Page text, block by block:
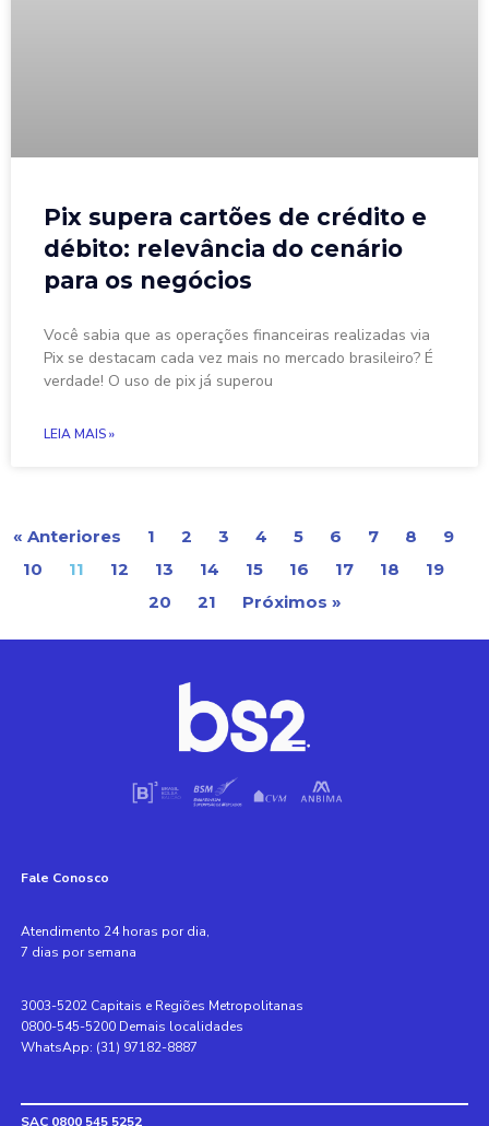
Pix supera cartões de crédito e
débito: relevância do cenário
para os negócios
Você sabia que as operações financeiras realizadas via
Pix se destacam cada vez mais no mercado brasileiro? É
verdade! O uso de pix já superou
LEIA MAIS »
« Anteriores 1 2 3 4 5 6 7 8
9
10
11 12 13 14 15 16 17 18
19
20
21 Próximos »
Fale Conosco
Atendimento 24 horas por dia,
7 dias por semana
3003-5202 Capitais e Regiões Metropolitanas
0800-545-5200 Demais localidades
WhatsApp: (31) 97182-8887
SAC 0800 545 5252